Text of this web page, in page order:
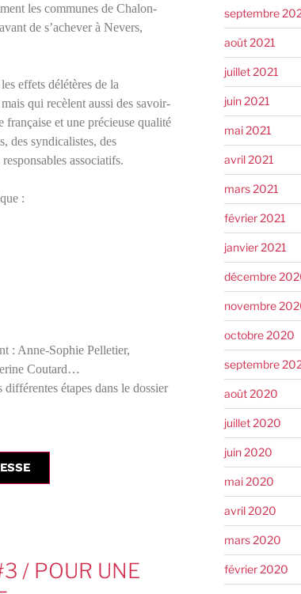
les communes de Chalon-
de s’achever à Nevers,
effets délétères de la
qui recèlent aussi des savoir-
française et une précieuse qualité
des syndicalistes, des
associatifs.
:
: Anne-Sophie Pelletier,
Coutard…
étapes dans le dossier
/ POUR UNE
septembre
août 2021
juillet 2021
juin 2021
mai 2021
avril 2021
mars 2021
février 2021
janvier 2021
décembre
novembre
octobre 2020
septembre
août 2020
juillet 2020
juin 2020
mai 2020
avril 2020
mars 2020
février 2020